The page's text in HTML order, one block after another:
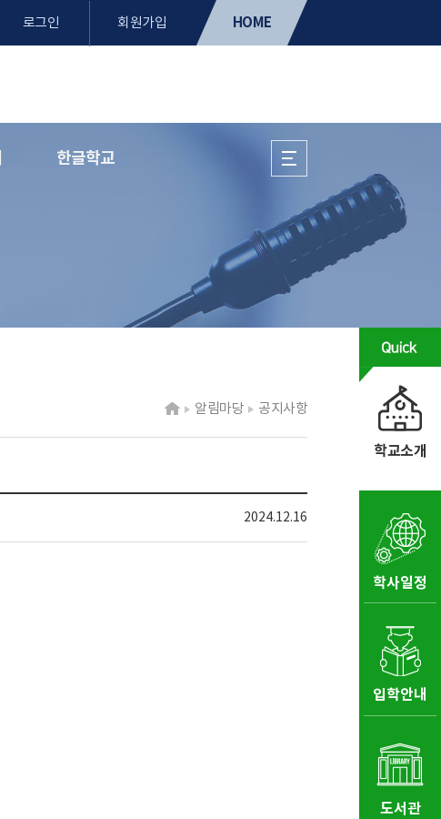
로그인 회원가입 HOME
한글학교
알림마당 공지사항
2024.12.16
학교소개
학사일정
입학안내
도서관